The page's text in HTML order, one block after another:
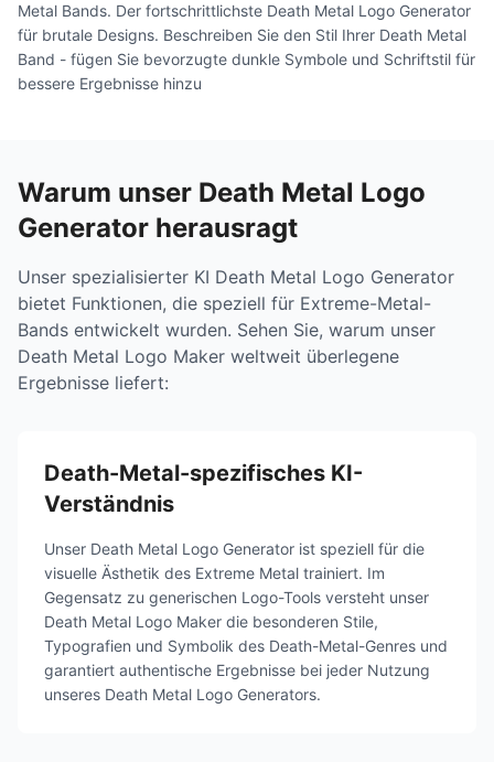
Metal Bands. Der fortschrittlichste Death Metal Logo Generator
für brutale Designs. Beschreiben Sie den Stil Ihrer Death Metal
Band - fügen Sie bevorzugte dunkle Symbole und Schriftstil für
bessere Ergebnisse hinzu
Warum unser Death Metal Logo
Generator herausragt
Unser spezialisierter KI Death Metal Logo Generator
bietet Funktionen, die speziell für Extreme-Metal-
Bands entwickelt wurden. Sehen Sie, warum unser
Death Metal Logo Maker weltweit überlegene
Ergebnisse liefert:
Death-Metal-spezifisches KI-
Verständnis
Unser Death Metal Logo Generator ist speziell für die
visuelle Ästhetik des Extreme Metal trainiert. Im
Gegensatz zu generischen Logo-Tools versteht unser
Death Metal Logo Maker die besonderen Stile,
Typografien und Symbolik des Death-Metal-Genres und
garantiert authentische Ergebnisse bei jeder Nutzung
unseres Death Metal Logo Generators.